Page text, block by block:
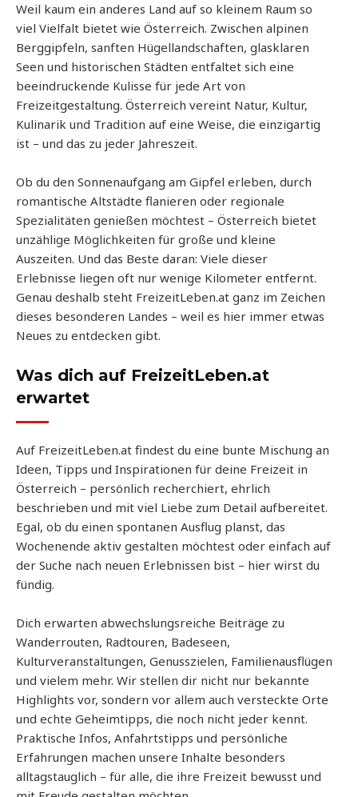
Weil kaum ein anderes Land auf so kleinem Raum so
viel Vielfalt bietet wie Österreich. Zwischen alpinen
Berggipfeln, sanften Hügellandschaften, glasklaren
Seen und historischen Städten entfaltet sich eine
beeindruckende Kulisse für jede Art von
Freizeitgestaltung. Österreich vereint Natur, Kultur,
Kulinarik und Tradition auf eine Weise, die einzigartig
ist – und das zu jeder Jahreszeit.
Ob du den Sonnenaufgang am Gipfel erleben, durch
romantische Altstädte flanieren oder regionale
Spezialitäten genießen möchtest – Österreich bietet
unzählige Möglichkeiten für große und kleine
Auszeiten. Und das Beste daran: Viele dieser
Erlebnisse liegen oft nur wenige Kilometer entfernt.
Genau deshalb steht FreizeitLeben.at ganz im Zeichen
dieses besonderen Landes – weil es hier immer etwas
Neues zu entdecken gibt.
Was dich auf FreizeitLeben.at
erwartet
Auf FreizeitLeben.at findest du eine bunte Mischung an
Ideen, Tipps und Inspirationen für deine Freizeit in
Österreich – persönlich recherchiert, ehrlich
beschrieben und mit viel Liebe zum Detail aufbereitet.
Egal, ob du einen spontanen Ausflug planst, das
Wochenende aktiv gestalten möchtest oder einfach auf
der Suche nach neuen Erlebnissen bist – hier wirst du
fündig.
Dich erwarten abwechslungsreiche Beiträge zu
Wanderrouten, Radtouren, Badeseen,
Kulturveranstaltungen, Genusszielen, Familienausflügen
und vielem mehr. Wir stellen dir nicht nur bekannte
Highlights vor, sondern vor allem auch versteckte Orte
und echte Geheimtipps, die noch nicht jeder kennt.
Praktische Infos, Anfahrtstipps und persönliche
Erfahrungen machen unsere Inhalte besonders
alltagstauglich – für alle, die ihre Freizeit bewusst und